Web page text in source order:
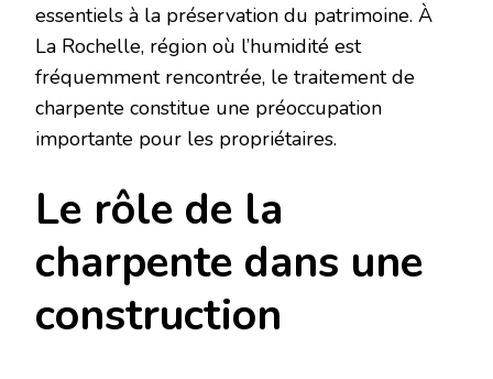
essentiels à la préservation du patrimoine. À
La Rochelle, région où l’humidité est
fréquemment rencontrée, le traitement de
charpente constitue une préoccupation
importante pour les propriétaires.
Le rôle de la
charpente dans une
construction